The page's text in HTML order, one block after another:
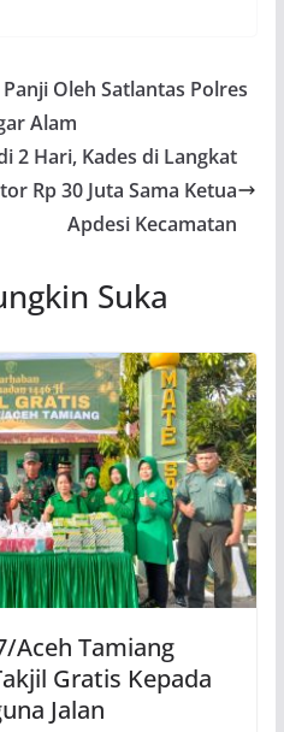
Oleh Satlantas Polres
Alam
2 Hari, Kades di Langkat
Rp 30 Juta Sama Ketua
Apdesi Kecamatan
Suka
Aceh Tamiang
Gratis Kepada
Jalan